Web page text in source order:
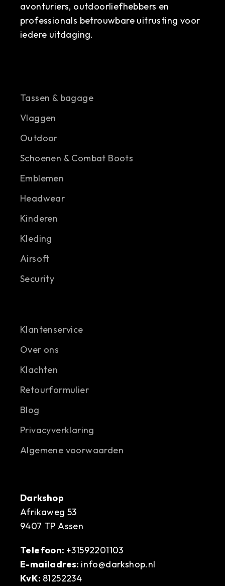
avonturiers, outdoorliefhebbers en
professionals betrouwbare uitrusting voor
iedere uitdaging.
Tassen & bagage
Vlaggen
Outdoor
Schoenen & Combat Boots
Emblemen
Headwear
Kinderen
Kleding
Airsoft
Security
Klantenservice
Over ons
Klachten
Retourformulier
Blog
Privacyverklaring
Algemene voorwaarden
Darkshop
Afrikaweg 53
9407 TP Assen
Telefoon: +31592201103
E-mailadres: info@darkshop.nl
KvK: 81252234